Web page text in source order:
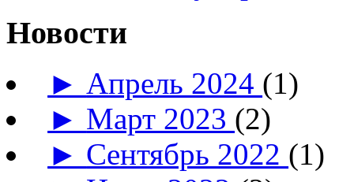
Новости
► Апрель 2024 (1)
► Март 2023 (2)
► Сентябрь 2022 (1)